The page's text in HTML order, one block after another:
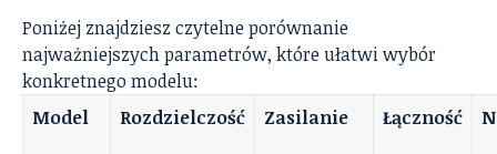
Poniżej znajdziesz czytelne porównanie
najważniejszych parametrów, które ułatwi wybór
konkretnego modelu:
Model
Rozdzielczość Zasilanie Łączność